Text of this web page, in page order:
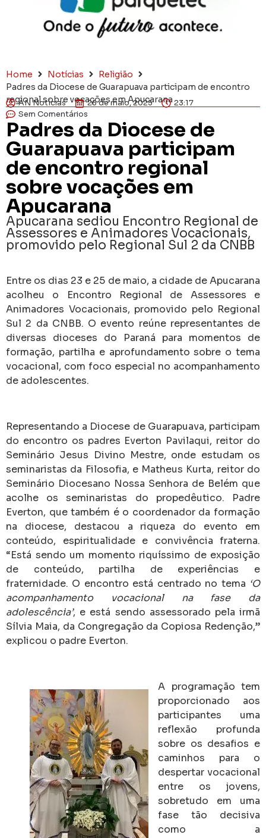
Home Notícias
Religião
Padres da Diocese de Guarapuava participam de encontro
regional sobre vocações em Apucarana
AN Notícias 25 de maio, 2025
23:17
Sem Comentários
Padres da Diocese de
Guarapuava participam
de encontro regional
sobre vocações em
Apucarana
Apucarana sediou Encontro Regional de
Assessores e Animadores Vocacionais,
promovido pelo Regional Sul 2 da CNBB
Entre os dias 23 e 25 de maio, a cidade de Apucarana
acolheu o Encontro Regional de Assessores e
Animadores Vocacionais, promovido pelo Regional
Sul 2 da CNBB. O evento reúne representantes de
diversas dioceses do Paraná para momentos de
formação, partilha e aprofundamento sobre o tema
vocacional, com foco especial no acompanhamento
de adolescentes.
Representando a Diocese de Guarapuava, participam
do encontro os padres Everton Pavilaqui, reitor do
Seminário Jesus Divino Mestre, onde estudam os
seminaristas da Filosofia, e Matheus Kurta, reitor do
Seminário Diocesano Nossa Senhora de Belém que
acolhe os seminaristas do propedêutico. Padre
Everton, que também é o coordenador da formação
na diocese, destacou a riqueza do evento em
conteúdo, espiritualidade e convivência fraterna.
“Está sendo um momento riquíssimo de exposição
de conteúdo, partilha de experiências e
fraternidade. O encontro está centrado no tema ‘O
acompanhamento vocacional na fase da
adolescência’, e está sendo assessorado pela irmã
Sílvia Maia, da Congregação da Copiosa Redenção,”
explicou o padre Everton.
A programação tem
proporcionado aos
participantes uma
reflexão profunda
sobre os desafios e
caminhos para o
despertar vocacional
entre os jovens,
sobretudo em uma
fase tão decisiva
como a